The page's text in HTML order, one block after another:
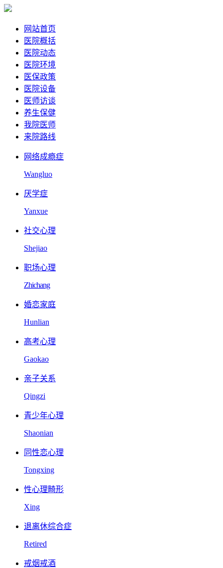
网站首页
医院概括
医院动态
医院环境
医保政策
医院设备
医师访谈
养生保健
我院医师
来院路线
网络成瘾症
Wangluo
厌学症
Yanxue
社交心理
Shejiao
职场心理
Zhichang
婚恋家庭
Hunlian
高考心理
Gaokao
亲子关系
Qingzi
青少年心理
Shaonian
同性恋心理
Tongxing
性心理畸形
Xing
退离休综合症
Retired
戒烟戒酒